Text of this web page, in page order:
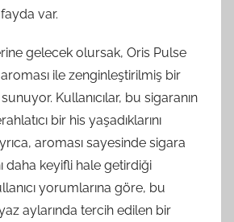
var.
gelecek olursak, Oris Pulse
ile zenginleştirilmiş bir
Kullanıcılar, bu sigaranın
bir his yaşadıklarını
aroması sayesinde sigara
daha keyifli hale getirdiği
yorumlarına göre, bu
aylarında tercih edilen bir